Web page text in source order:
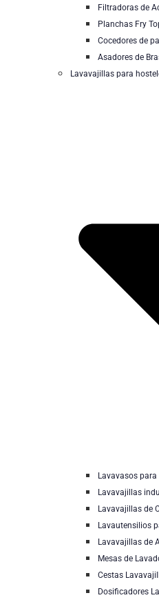
Filtradoras de
Planchas Fry
Cocedores de
Asadores de
Lavavajillas para
Lavavasos
Lavavajillas
Lavavajillas de
Lavautensilios
Lavavajillas de
Mesas de
Cestas
Dosificadores